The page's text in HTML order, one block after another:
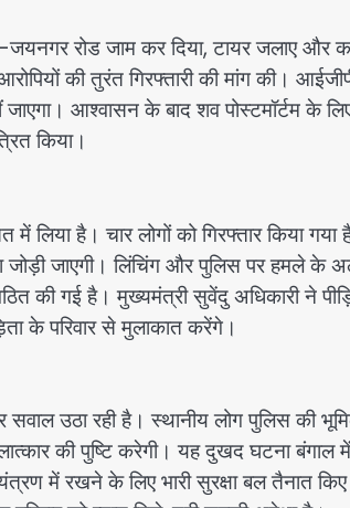
जयनगर रोड जाम कर दिया, टायर जलाए और
की तुरंत गिरफ्तारी की मांग की।
जाएगा। आश्वासन के बाद शव पोस्टमॉर्टम के
किया।
में लिया है। चार लोगों को गिरफ्तार किया
जोड़ी जाएगी। लिंचिंग और पुलिस पर
की गई है। मुख्यमंत्री सुवेंदु अधिकारी ने
के परिवार से मुलाकात करेंगे।
सवाल उठा रही है। स्थानीय लोग पुलिस की
की पुष्टि करेगी। यह दुखद घटना
में रखने के लिए भारी सुरक्षा बल तैनात